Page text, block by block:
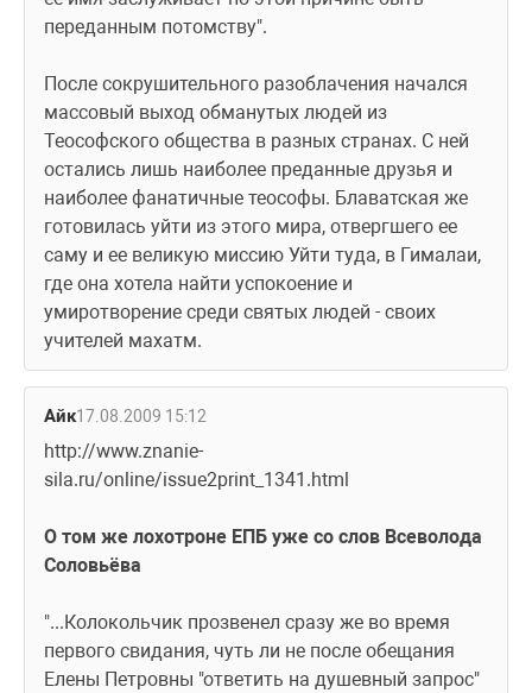
переданным потомству".
После сокрушительного разоблачения начался
массовый выход обманутых людей из
Теософского общества в разных странах. С ней
остались лишь наиболее преданные друзья и
наиболее фанатичные теософы. Блаватская же
готовилась уйти из этого мира, отвергшего ее
саму и ее великую миссию Уйти туда, в Гималаи,
где она хотела найти успокоение и
умиротворение среди святых людей - своих
учителей махатм.
Айк17.08.2009 15:12
http://www.znanie-
sila.ru/online/issue2print_1341.html
О том же лохотроне ЕПБ уже со слов Всеволода
Соловьёва
"...Колокольчик прозвенел сразу же во время
первого свидания, чуть ли не после обещания
Елены Петровны "ответить на душевный запрос"